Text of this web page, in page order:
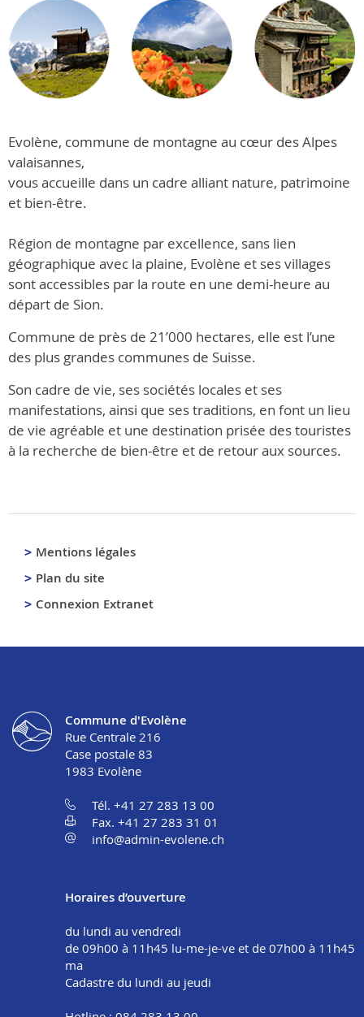
Evolène, commune de montagne au cœur des Alpes
valaisannes,
vous accueille dans un cadre alliant nature, patrimoine
et bien-être.
Région de montagne par excellence, sans lien
géographique avec la plaine, Evolène et ses villages
sont accessibles par la route en une demi-heure au
départ de Sion.
Commune de près de 21’000 hectares, elle est l’une
des plus grandes communes de Suisse.
Son cadre de vie, ses sociétés locales et ses
manifestations, ainsi que ses traditions, en font un lieu
de vie agréable et une destination prisée des touristes
à la recherche de bien-être et de retour aux sources.
Mentions légales
Plan du site
Connexion Extranet
Commune d'Evolène
Rue Centrale 216
Case postale 83
1983 Evolène
Tél. +41 27 283 13 00
Fax. +41 27 283 31 01
info@admin-evolene.ch
Horaires d’ouverture
du lundi au vendredi
de 09h00 à 11h45 lu-me-je-ve et de 07h00 à 11h45
ma
Cadastre du lundi au jeudi